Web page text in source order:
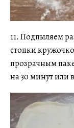
11. Подпыляем
стопки
прозрачным
на 30 минут или